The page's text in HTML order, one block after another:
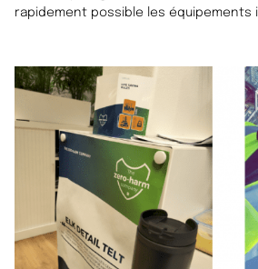
rapidement possible les équipements